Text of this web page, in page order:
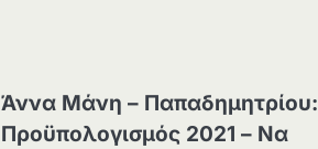
Άννα Μάνη – Παπαδημητρίου:
Προϋπολογισμός 2021 – Να